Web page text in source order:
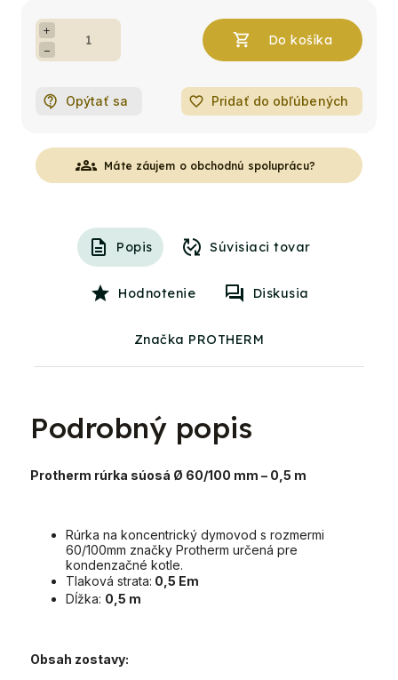
+
−
Opýtať sa favorite_border Pridať do obľúbených
groups Máte záujem o obchodnú spoluprácu?
Popis Súvisiaci tovar
Hodnotenie Diskusia
Značka PROTHERM
Podrobný popis
Protherm rúrka súosá Ø 60/100 mm – 0,5 m
Rúrka na koncentrický dymovod s rozmermi
60/100mm značky Protherm určená pre
kondenzačné kotle.
Tlaková strata: 0,5 Em
Dĺžka: 0,5 m
Obsah zostavy: